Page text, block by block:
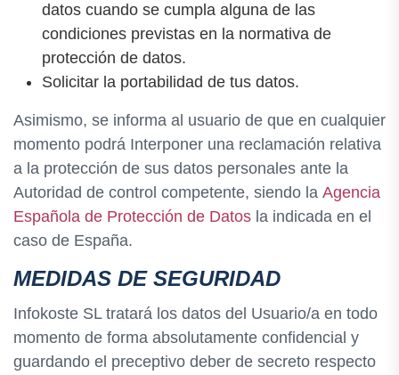
datos cuando se cumpla alguna de las
condiciones previstas en la normativa de
protección de datos.
Solicitar la portabilidad de tus datos.
Asimismo, se informa al usuario de que en cualquier
momento podrá Interponer una reclamación relativa
a la protección de sus datos personales ante la
Autoridad de control competente, siendo la Agencia
Española de Protección de Datos la indicada en el
caso de España.
MEDIDAS DE SEGURIDAD
Infokoste SL tratará los datos del Usuario/a en todo
momento de forma absolutamente confidencial y
guardando el preceptivo deber de secreto respecto